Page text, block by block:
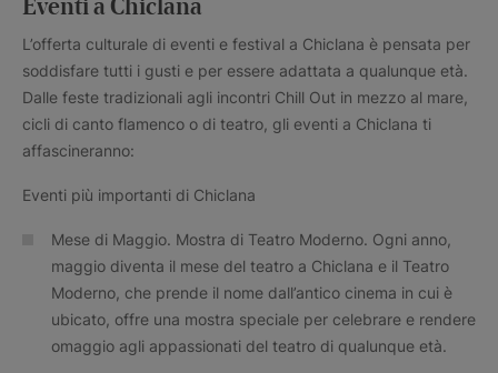
Eventi a Chiclana
L’offerta culturale di eventi e festival a Chiclana è pensata per
soddisfare tutti i gusti e per essere adattata a qualunque età.
Dalle feste tradizionali agli incontri Chill Out in mezzo al mare,
cicli di canto flamenco o di teatro, gli eventi a Chiclana ti
affascineranno:
Eventi più importanti di Chiclana
Mese di Maggio. Mostra di Teatro Moderno. Ogni anno,
maggio diventa il mese del teatro a Chiclana e il Teatro
Moderno, che prende il nome dall’antico cinema in cui è
ubicato, offre una mostra speciale per celebrare e rendere
omaggio agli appassionati del teatro di qualunque età.